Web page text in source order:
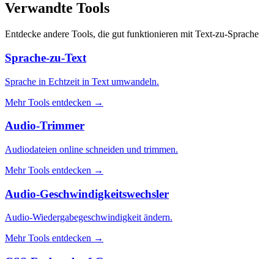
Verwandte Tools
Entdecke andere Tools, die gut funktionieren mit Text-zu-Sprache
Sprache-zu-Text
Sprache in Echtzeit in Text umwandeln.
Mehr Tools entdecken →
Audio-Trimmer
Audiodateien online schneiden und trimmen.
Mehr Tools entdecken →
Audio-Geschwindigkeitswechsler
Audio-Wiedergabegeschwindigkeit ändern.
Mehr Tools entdecken →